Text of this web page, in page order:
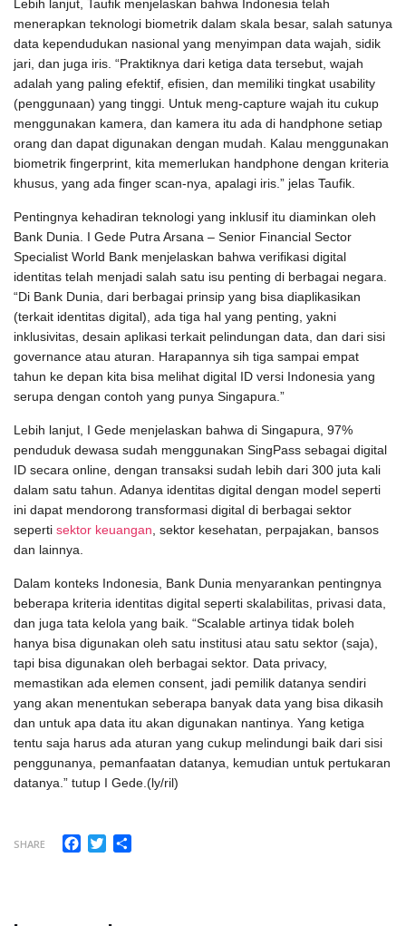
Lebih lanjut, Taufik menjelaskan bahwa Indonesia telah
menerapkan teknologi biometrik dalam skala besar, salah satunya
data kependudukan nasional yang menyimpan data wajah, sidik
jari, dan juga iris. “Praktiknya dari ketiga data tersebut, wajah
adalah yang paling efektif, efisien, dan memiliki tingkat usability
(penggunaan) yang tinggi. Untuk meng-capture wajah itu cukup
menggunakan kamera, dan kamera itu ada di handphone setiap
orang dan dapat digunakan dengan mudah. Kalau menggunakan
biometrik fingerprint, kita memerlukan handphone dengan kriteria
khusus, yang ada finger scan-nya, apalagi iris.” jelas Taufik.
Pentingnya kehadiran teknologi yang inklusif itu diaminkan oleh
Bank Dunia. I Gede Putra Arsana – Senior Financial Sector
Specialist World Bank menjelaskan bahwa verifikasi digital
identitas telah menjadi salah satu isu penting di berbagai negara.
“Di Bank Dunia, dari berbagai prinsip yang bisa diaplikasikan
(terkait identitas digital), ada tiga hal yang penting, yakni
inklusivitas, desain aplikasi terkait pelindungan data, dan dari sisi
governance atau aturan. Harapannya sih tiga sampai empat
tahun ke depan kita bisa melihat digital ID versi Indonesia yang
serupa dengan contoh yang punya Singapura.”
Lebih lanjut, I Gede menjelaskan bahwa di Singapura, 97%
penduduk dewasa sudah menggunakan SingPass sebagai digital
ID secara online, dengan transaksi sudah lebih dari 300 juta kali
dalam satu tahun. Adanya identitas digital dengan model seperti
ini dapat mendorong transformasi digital di berbagai sektor
seperti sektor keuangan , sektor kesehatan, perpajakan, bansos
dan lainnya.
Dalam konteks Indonesia, Bank Dunia menyarankan pentingnya
beberapa kriteria identitas digital seperti skalabilitas, privasi data,
dan juga tata kelola yang baik. “Scalable artinya tidak boleh
hanya bisa digunakan oleh satu institusi atau satu sektor (saja),
tapi bisa digunakan oleh berbagai sektor. Data privacy,
memastikan ada elemen consent, jadi pemilik datanya sendiri
yang akan menentukan seberapa banyak data yang bisa dikasih
dan untuk apa data itu akan digunakan nantinya. Yang ketiga
tentu saja harus ada aturan yang cukup melindungi baik dari sisi
penggunanya, pemanfaatan datanya, kemudian untuk pertukaran
datanya.” tutup I Gede.(ly/ril)
SHARE Facebook
Twitter